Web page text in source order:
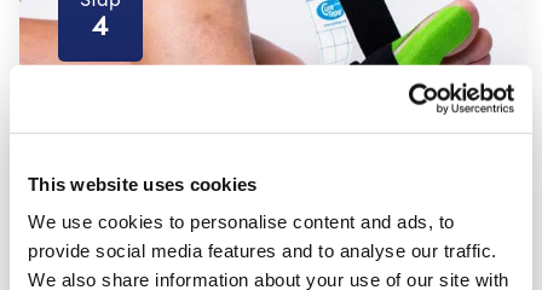
This website uses cookies
We use cookies to personalise content and ads, to
provide social media features and to analyse our traffic.
We also share information about your use of our site with
4